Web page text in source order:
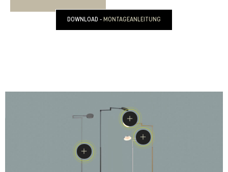
DOWNLOAD - MONTAGEANLEITUNG